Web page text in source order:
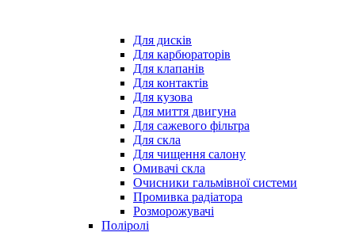
Для дисків
Для карбюраторів
Для клапанів
Для контактів
Для кузова
Для миття двигуна
Для сажевого фільтра
Для скла
Для чищення салону
Омивачі скла
Очисники гальмівної системи
Промивка радіатора
Розморожувачі
Поліролі